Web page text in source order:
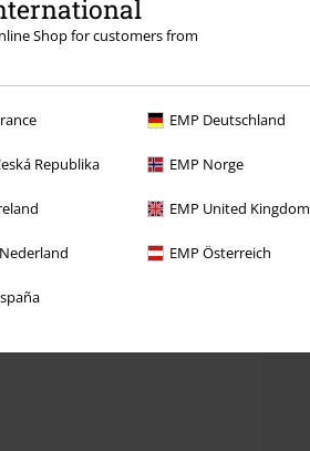
Shop for customers from
EMP Deutschland
Republika EMP Norge
EMP United Kingdom
EMP Österreich